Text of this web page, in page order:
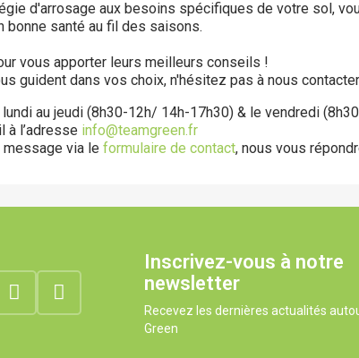
d'arrosage aux besoins spécifiques de votre sol,
bonne santé au fil des saisons.
vous apporter leurs meilleurs conseils !
guident dans vos choix, n'hésitez pas à nous
lundi au jeudi (8h30-12h/ 14h-17h30) & le vendredi
à l’adresse info@teamgreen.fr
via le formulaire de contact, nous vous
Inscrivez-vous à notre
newsletter
Recevez les dernières actualités
Green